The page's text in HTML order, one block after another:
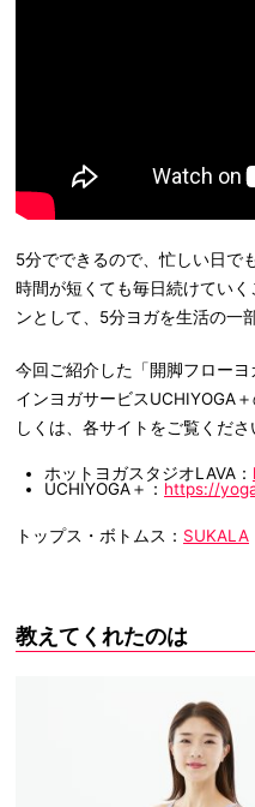
5分でできるので、忙しい日で
時間が短くても毎日続けてい
ンとして、5分ヨガを生活の一
今回ご紹介した「開脚フロー
インヨガサービスUCHIYOGA
しくは、各サイトをご覧くださ
ホットヨガスタジオLAVA：
UCHIYOGA＋： https://
トップス・ボトムス： SUKALA
教えてくれたのは